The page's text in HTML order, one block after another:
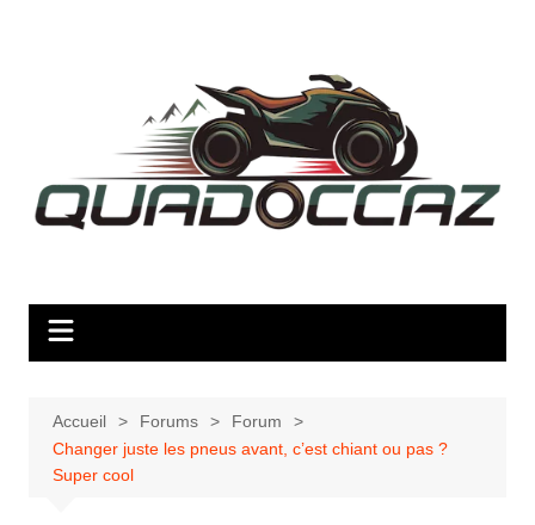
Accueil Forums
Forum
Changer juste les pneus avant, c’est chiant ou pas ?
Super cool